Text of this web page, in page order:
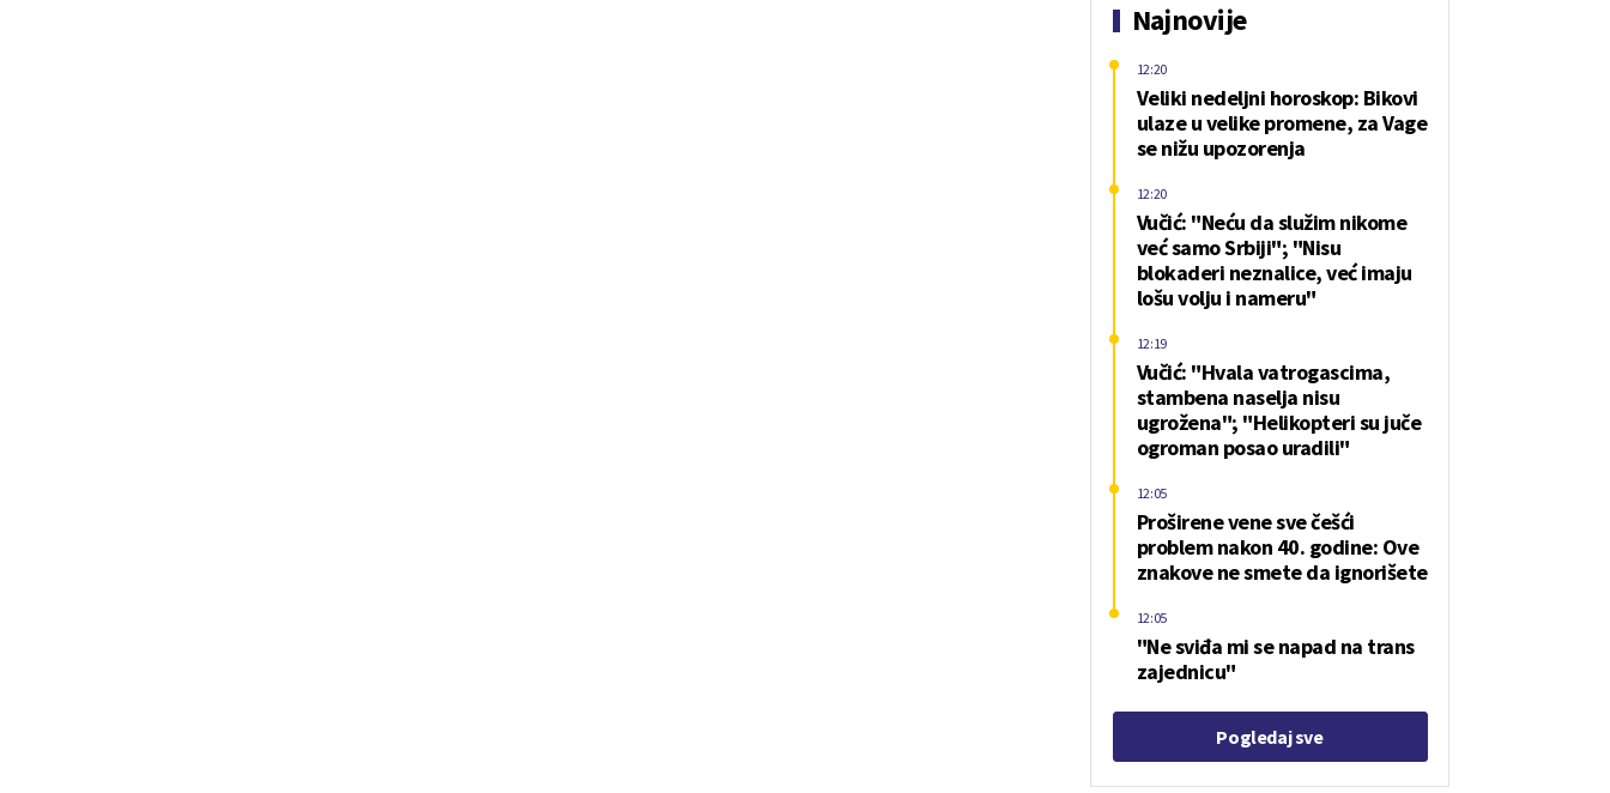
Najnovije
Veliki nedeljni horoskop: Bikovi
ulaze u velike promene, za Vage
se nižu upozorenja
12:20
Vučić: "Neću da služim nikome
već samo Srbiji"; "Nisu
blokaderi neznalice, već imaju
lošu volju i nameru"
12:20
Vučić: "Hvala vatrogascima,
stambena naselja nisu
ugrožena"; "Helikopteri su juče
ogroman posao uradili"
12:19
Proširene vene sve češći
problem nakon 40. godine: Ove
znakove ne smete da ignorišete
12:05
"Ne sviđa mi se napad na trans
zajednicu"
12:05
Pogledaj sve